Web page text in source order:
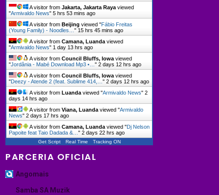
A visitor fromJakarta, Jakarta Raya viewed
"Armivaldo News"5 hrs 53 mins ago
A visitor from Beijing viewed "Fábio Freitas
(Young Family) - Noodles…" 15 hrs 45 mins ago
A visitor fromCamana, Luanda viewed
"Armivaldo News" 1 day 13 hrs ago
A visitor fromCouncil Bluffs, Iowa viewed
"Jordânia - Mabé Download Mp3 •…"2 days 12 hrs ago
A visitor fromCouncil Bluffs, Iowa viewed
"Deezy - Atende 2 (feat. Sublime 414,…"2 days 12 hrs ago
A visitor from Luanda viewed "Armivaldo News"2
days 14 hrs ago
A visitor fromViana, Luanda viewed "Armivaldo
News"2 days 17 hrs ago
A visitor fromCamana, Luanda viewed "Dj Nelson
Papoite feat Taio Dadada &…"2 days 22 hrs ago
Get Script Real Time Tracking ON
PARCERIA OFICIAL
Angomais
Samba SA Muzik